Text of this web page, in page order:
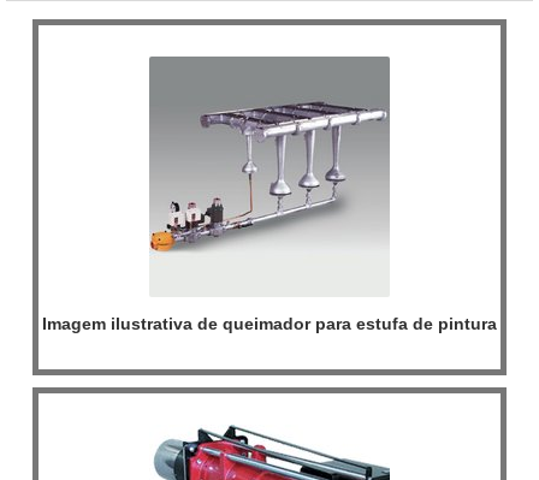
PARA ESTUFA DE PI...
Imagem ilustrativa de queimador para estufa de pintura